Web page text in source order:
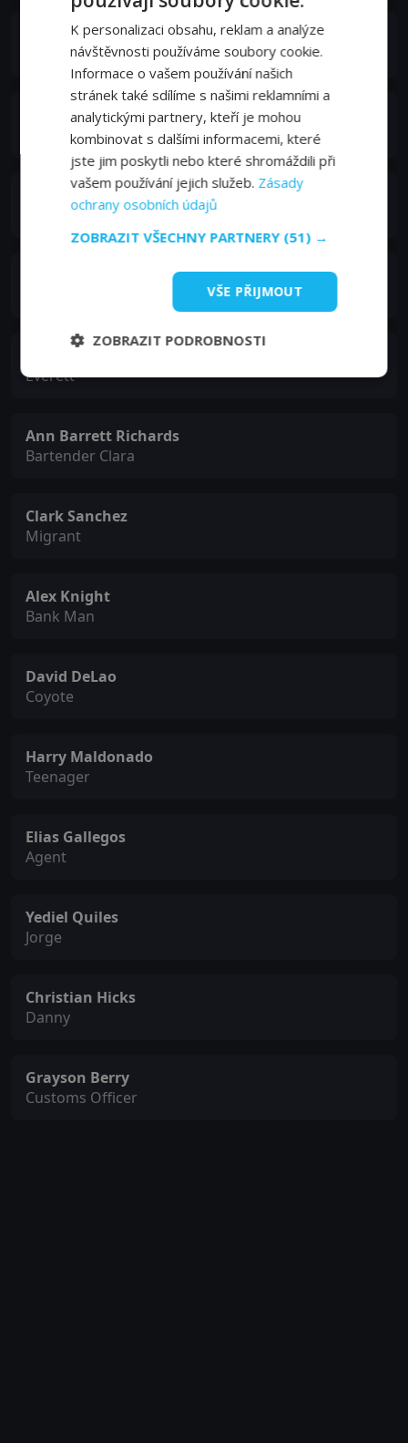
Juan Pablo Raba
Maurico
Alfredo Quiroz
Antonio Leyba
Everett
Ann Barrett Richards
Bartender Clara
Clark Sanchez
Migrant
Alex Knight
Bank Man
David DeLao
Coyote
Harry Maldonado
Teenager
Elias Gallegos
Agent
Yediel Quiles
Jorge
Christian Hicks
Danny
Grayson Berry
Customs Officer
K personalizaci obsahu, reklam a analýze
návštěvnosti používáme soubory cookie.
Informace o vašem používání našich
stránek také sdílíme s našimi reklamními a
analytickými partnery, kteří je mohou
kombinovat s dalšími informacemi, které
jste jim poskytli nebo které shromáždili při
vašem používání jejich služeb. Zásady
ochrany osobních údajů
ZOBRAZIT VŠECHNY PARTNERY (51) →
VŠE PŘIJMOUT
ZOBRAZIT PODROBNOSTI